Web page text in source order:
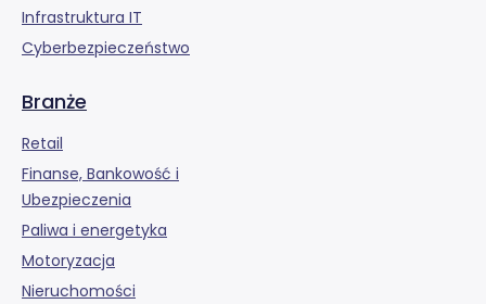
Infrastruktura IT
Cyberbezpieczeństwo
Branże
Retail
Finanse, Bankowość i
Ubezpieczenia
Paliwa i energetyka
Motoryzacja
Nieruchomości